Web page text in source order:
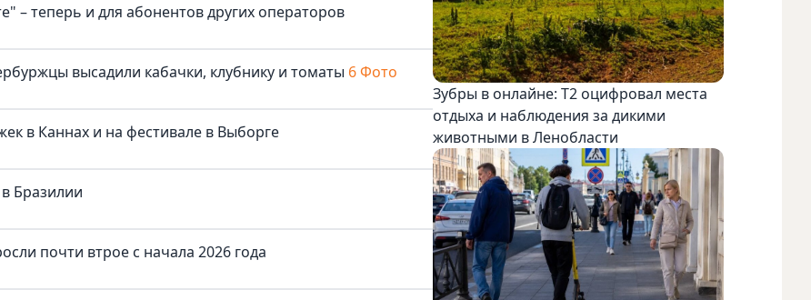
– теперь и для абонентов других операторов
высадили кабачки, клубнику и томаты 6 Фото
в Каннах и на фестивале в Выборге
Бразилии
почти втрое с начала 2026 года
Зубры в онлайне: Т2 оцифровал места
отдыха и наблюдения за дикими
животными в Ленобласти